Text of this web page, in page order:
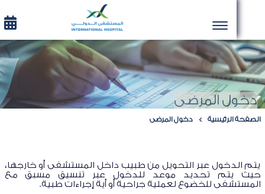
المرضى
الرئيسية دخول المرضى
الدخول عبر التحويل من طبيب داخل المستشفى أو خارجها،
يتم تحديد موعد للدخول عبر تنسيق مسبق مع
للخضوع لعملية جراحية أو أية إجراءات طبية.